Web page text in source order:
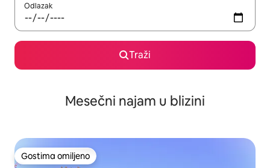
Odlazak
Traži
Mesečni najam u blizini
Gostima omiljeno
Gostima omiljeno